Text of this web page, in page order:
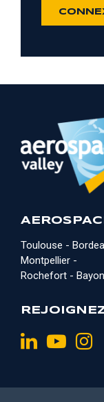
Toulouse -
Montpellier -
Rochefort -